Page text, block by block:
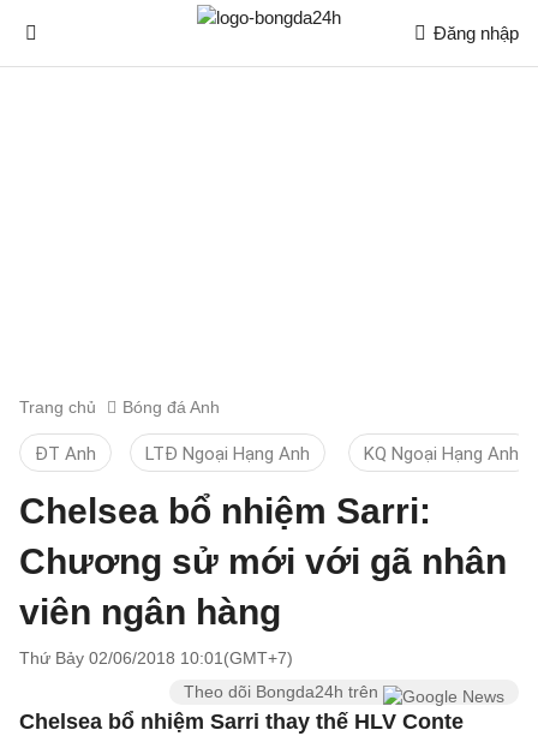
Đăng nhập
Trang chủ Bóng đá Anh
ĐT Anh LTĐ Ngoại Hạng Anh KQ Ngoại Hạng Anh
Chelsea bổ nhiệm Sarri:
Chương sử mới với gã nhân
viên ngân hàng
Thứ Bảy 02/06/2018 10:01(GMT+7)
Theo dõi Bongda24h trên
Chelsea bổ nhiệm Sarri thay thế HLV Conte